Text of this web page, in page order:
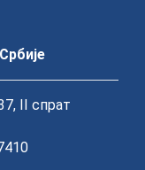
II спрат